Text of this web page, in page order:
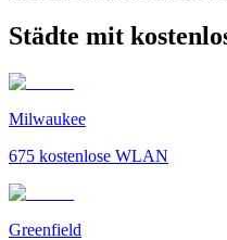
Städte mit
Milwaukee
675 kostenlose WLAN
Greenfield